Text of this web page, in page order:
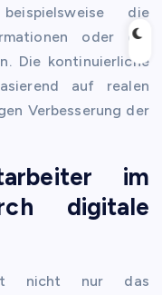
die
oder die
Die kontinuierliche
auf realen
Verbesserung der
im
digitale
nicht nur das